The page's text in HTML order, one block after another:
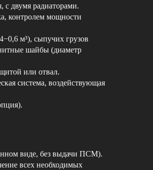
с двумя радиаторами.
контролем мощности
м³), сыпучих грузов
шайбы (диаметр
или отвал.
система, воздействующая
виде, без выдачи ПСМ).
всех необходимых